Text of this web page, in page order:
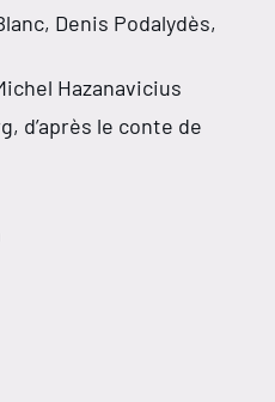
Denis Podalydès,
Hazanavicius
d’après le conte de